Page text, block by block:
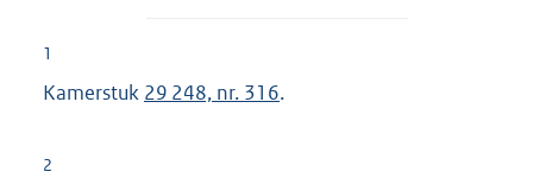
1
Kamerstuk 29 248, nr. 316.
2